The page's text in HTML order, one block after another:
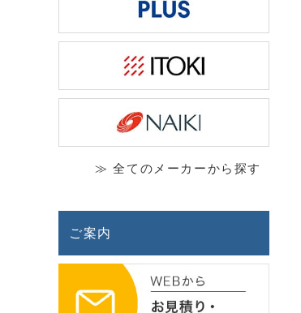
≫ 全てのメーカーから探す
ご案内